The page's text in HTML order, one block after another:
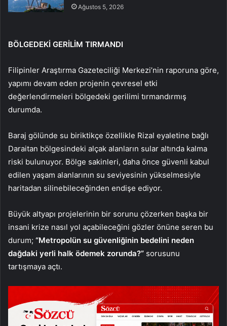
Ağustos 5, 2026
BÖLGEDEKİ GERİLİM TIRMANDI
Filipinler Araştırma Gazeteciliği Merkezi’nin raporuna göre,
yapımı devam eden projenin çevresel etki
değerlendirmeleri bölgedeki gerilimi tırmandırmış
durumda.
Baraj gölünde su biriktikçe özellikle Rizal eyaletine bağlı
Daraitan bölgesindeki alçak alanların sular altında kalma
riski bulunuyor. Bölge sakinleri, daha önce güvenli kabul
edilen yaşam alanlarının su seviyesinin yükselmesiyle
haritadan silinebileceğinden endişe ediyor.
Büyük altyapı projelerinin bir sorunu çözerken başka bir
insani krize nasıl yol açabileceğini gözler önüne seren bu
durum; “Metropolün su güvenliğinin bedelini neden
dağdaki yerli halk ödemek zorunda?” sorusunu
tartışmaya açtı.